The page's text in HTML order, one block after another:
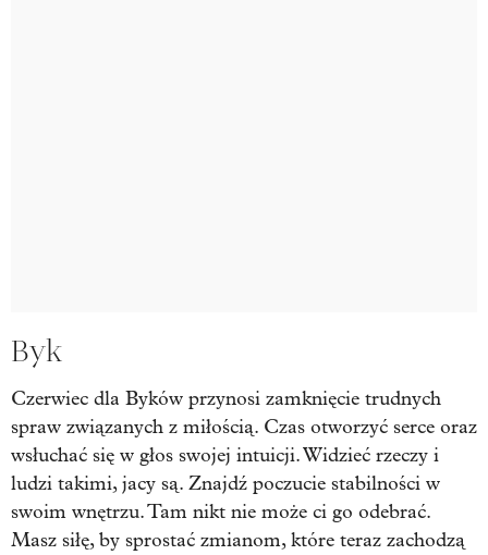
Byk
Czerwiec dla Byków przynosi zamknięcie trudnych
spraw związanych z miłością. Czas otworzyć serce oraz
wsłuchać się w głos swojej intuicji. Widzieć rzeczy i
ludzi takimi, jacy są. Znajdź poczucie stabilności w
swoim wnętrzu. Tam nikt nie może ci go odebrać.
Masz siłę, by sprostać zmianom, które teraz zachodzą